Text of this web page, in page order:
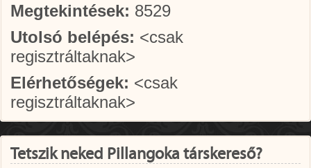
Megtekintések: 8529
Utolsó belépés: <csak
regisztráltaknak>
Elérhetőségek: <csak
regisztráltaknak>
Tetszik neked Pillangoka társkereső?